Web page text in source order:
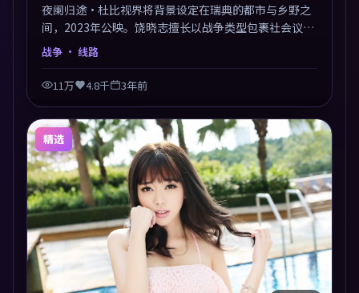
夜阑归途·杜比视界将背景设定在瑞典的都市与乡野之
间，2023年公映。饶晓志擅长以战争类型包裹社会议
题，节奏张弛有度，留白处耐人寻味。剪辑利落，悬念
钩子分布均匀，适合一口气看完。
战争 · 线路
11万 4.8千 3年前
精选